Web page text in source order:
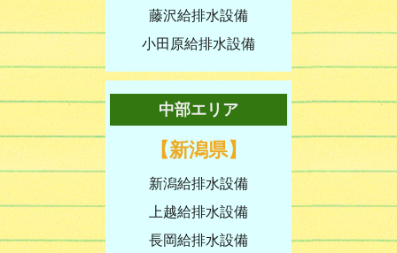
藤沢給排水設備
小田原給排水設備
中部エリア
【新潟県】
新潟給排水設備
上越給排水設備
長岡給排水設備